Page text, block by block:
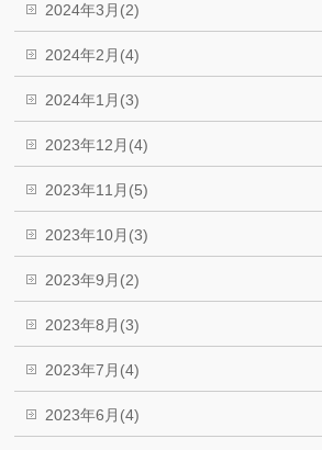
2024年3月(2)
2024年2月(4)
2024年1月(3)
2023年12月(4)
2023年11月(5)
2023年10月(3)
2023年9月(2)
2023年8月(3)
2023年7月(4)
2023年6月(4)